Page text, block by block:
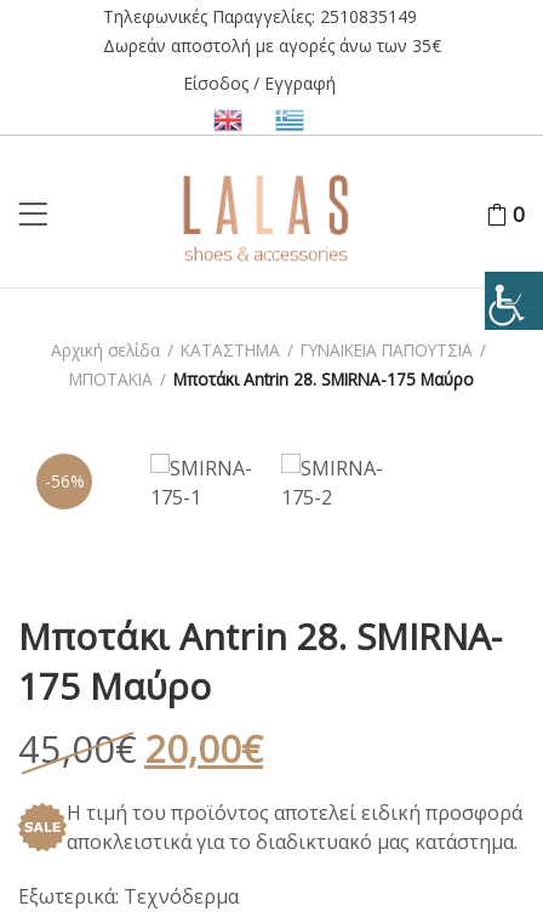
Τηλεφωνικές Παραγγελίες: 2510835149
Δωρεάν αποστολή με αγορές άνω των 35€
Είσοδος / Εγγραφή
0
Αρχική σελίδα / ΚΑΤΑΣΤΗΜΑ / ΓΥΝΑΙΚΕΙΑ ΠΑΠΟΥΤΣΙΑ /
ΜΠΟΤΑΚΙΑ / Μποτάκι Antrin 28. SMIRNA-175 Μαύρο
-56%
Μποτάκι Antrin 28. SMIRNA-
175 Μαύρο
45,00€ Original
price
was:
45,00€.
20,00€Η
τρέχουσα
τιμή
είναι:
Η τιμή του προϊόντος αποτελεί ειδική προσφορά
αποκλειστικά για το διαδικτυακό μας κατάστημα.
Εξωτερικά: Τεχνόδερμα